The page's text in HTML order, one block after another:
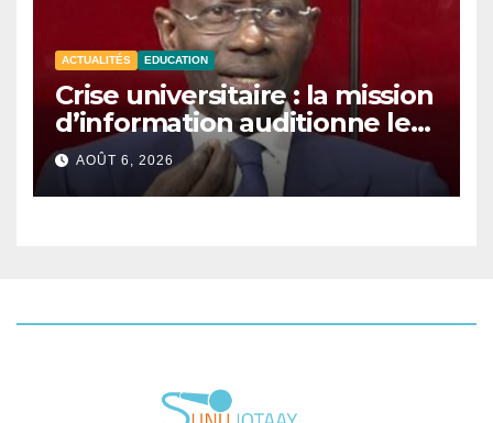
ACTUALITÉS EDUCATION
Crise universitaire : la mission
d’information auditionne le
ministre Boubacar Camara.
AOÛT 6, 2026